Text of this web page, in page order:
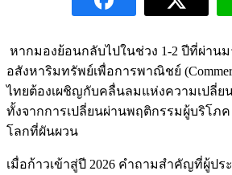
หากมองย้อนกลับไปในช่วง 1-2 ปีที่ผ่าน
อสังหาริมทรัพย์เพื่อการพาณิชย์
ไทยต้องเผชิญกับคลื่นลมแห่งความเปลี่ย
ทั้งจากการเปลี่ยนผ่านพฤติกรรมผู้บริโภ
โลกที่ผันผวน
เมื่อก้าวเข้าสู่ปี 2026 คำถามสำคัญที่ผู้ป